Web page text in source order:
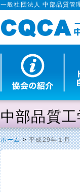
一般社団法人 中部品質管
中部品質工
ホーム>平成29年１月